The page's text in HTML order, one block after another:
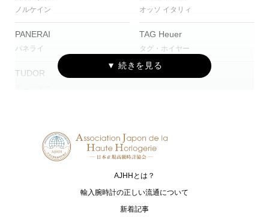
ノルケイン オッソ イタリィ
PANERAI
パネライ
TAG Heuer
タグ・ホイヤー
TUDOR
AJHHとは？
輸入腕時計の正しい流通について
新着記事